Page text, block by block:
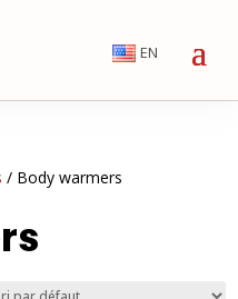
EN
/ Body warmers